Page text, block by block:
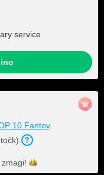
service
10 Fantov.
zmagi!